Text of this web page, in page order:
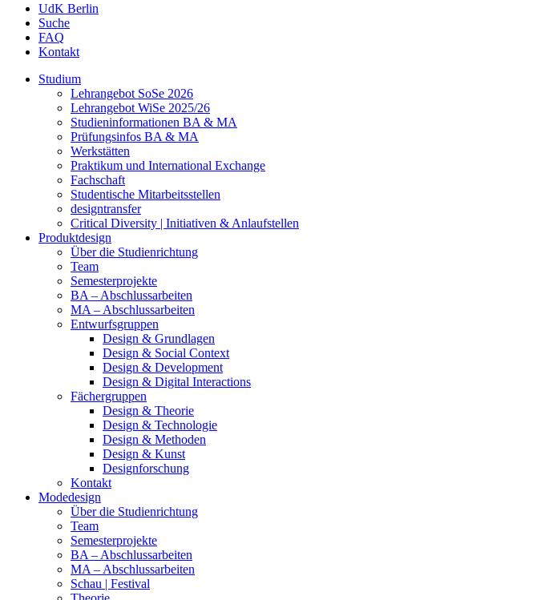
UdK Berlin
Suche
FAQ
Kontakt
Studium
Lehrangebot SoSe 2026
Lehrangebot WiSe 2025/26
Studieninformationen ­BA & MA
Prüfungsinfos BA & MA
Werkstätten
Praktikum und International Exchange
Fachschaft
Studentische Mitarbeitsstellen
designtransfer
Critical Diversity | Initiativen & Anlaufstellen
Produktdesign
Über die Studienrichtung
Team
Semesterprojekte
BA – Abschlussarbeiten
MA – Abschlussarbeiten
Entwurfsgruppen
Design & Grundlagen
Design & Social Context
Design & Development
Design & Digital Interactions
Fächergruppen
Design & Theorie
Design & Technologie
Design & Methoden
Design & Kunst
Designforschung
Kontakt
Modedesign
Über die Studienrichtung
Team
Semesterprojekte
BA – Abschlussarbeiten
MA – Abschlussarbeiten
Schau | Festival